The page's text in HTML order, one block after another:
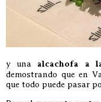
y una alcachofa a
demostrando que en
que todo puede pasar